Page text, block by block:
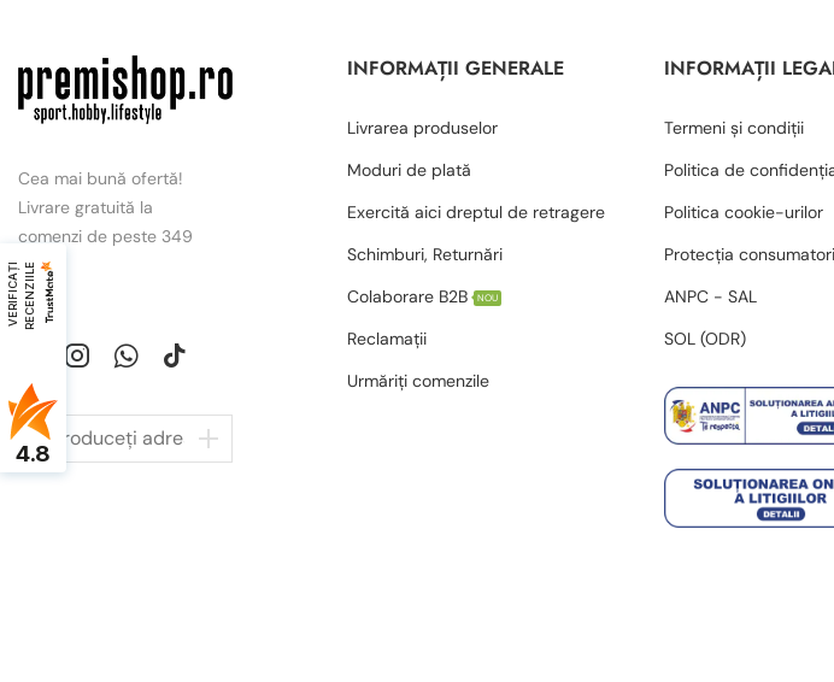
Cea mai bună ofertă!
Livrare gratuită la
comenzi de peste 349
lei.
INFORMAȚII GENERALE
Livrarea produselor
Moduri de plată
Exercită aici dreptul de retragere
Schimburi, Returnări
Colaborare B2B
NOU
Reclamații
Urmăriți comenzile
INFORMAȚII
Termeni și condiții
Politica de
Politica cookie-urilor
Protecția
ANPC - SAL
SOL (ODR)
V
E
R
I
F
I
C
A
Ț
I
R
E
C
E
N
Z
I
I
LE
4.8